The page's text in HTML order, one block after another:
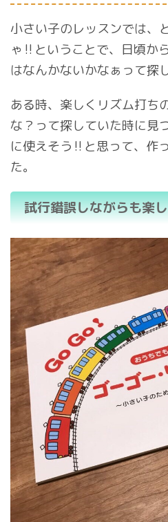
小さい子のレッスンでは、
ゃ‼︎ということで、日頃か
はなんかないかなぁって探
ある時、楽しくリズム打ち
な？って探していた時に見
に使えそう‼︎と思って、作
た。
試行錯誤しながらも楽